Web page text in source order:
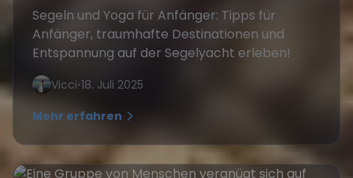
Segeln und Yoga für Anfänger: Tipps für
Anfänger, traumhafte Destinationen und
Entspannung auf der Segelyacht erleben!
Vicci•18. Juli 2025
Mehr erfahren